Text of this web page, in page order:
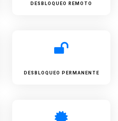
DESBLOQUEO REMOTO
DESBLOQUEO PERMANENTE